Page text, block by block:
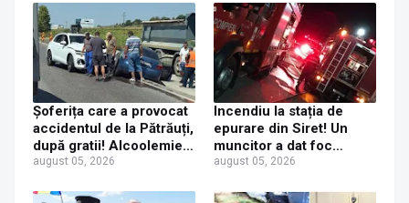
tamponat de o tânără
neatentă
Șoferița care a provocat
accidentul de la Pătrăuți,
după gratii! Alcoolemie
record de 3,12 g/l
august 05, 2026
Incendiu la stația de
epurare din Siret! Un
muncitor a dat foc
pompelor de apă în timp
combustibil
august 05, 2026